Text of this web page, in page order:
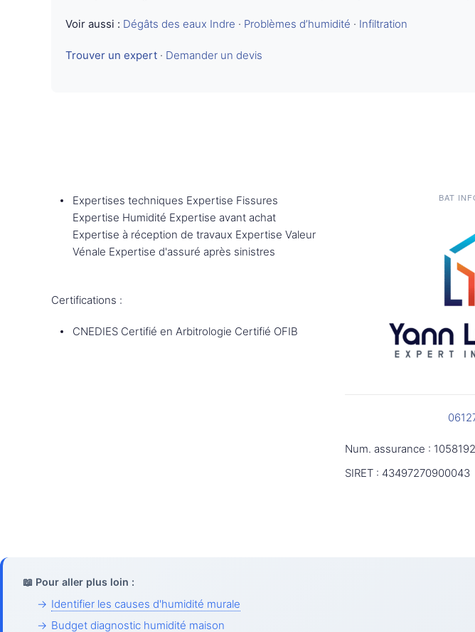
Voir aussi : Dégâts des eaux Indre · Problèmes d’humidité · Infiltration
Trouver un expert · Demander un devis
Expertises techniques Expertise Fissures
Expertise Humidité Expertise avant achat
Expertise à réception de travaux Expertise Valeur
Vénale Expertise d'assuré après sinistres
Certifications :
CNEDIES Certifié en Arbitrologie Certifié OFIB
BAT
Num. assurance :
SIRET : 43497270900043
📖 Pour aller plus loin :
→ Identifier les causes d'humidité murale
→ Budget diagnostic humidité maison